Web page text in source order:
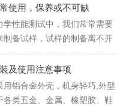
图按客户要求加工。哑铃形
材质，根据特殊要求按客户要
。塑料哑铃裁刀...
使用，保养或不可缺
学性能测试中，我们常常需要
制备试样，试样的制备离不开
裁刀。我们买来的刀具怎样才
？相信很多工程师都不太了
铲运机的维护注意事项。保养
哑铃裁刀的基...
及使用注意事项
用铝合金外壳，机身轻巧,外型
各类五金、金属、橡塑胶、鞋